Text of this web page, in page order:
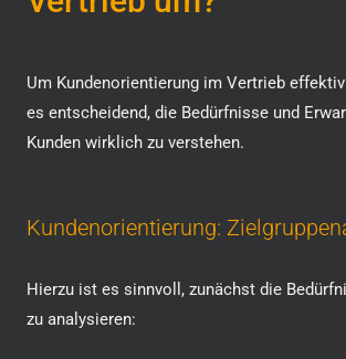
Um Kundenorientierung im Vertrieb
es entscheidend, die Bedürfnisse und
Kunden wirklich zu verstehen.
Kundenorientierung:
Hierzu ist es sinnvoll, zunächst die
zu analysieren: